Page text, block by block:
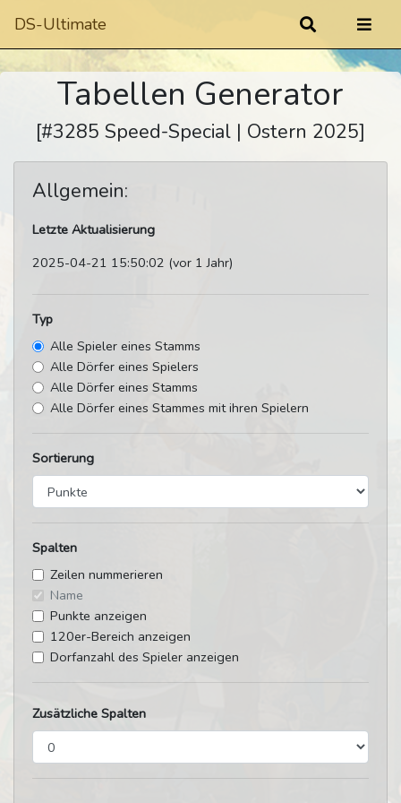
DS-Ultimate
Tabellen Generator
[#3285 Speed-Special | Ostern 2025]
Allgemein:
Letzte Aktualisierung
2025-04-21 15:50:02 (vor 1 Jahr)
Typ
Alle Spieler eines Stamms
Alle Dörfer eines Spielers
Alle Dörfer eines Stamms
Alle Dörfer eines Stammes mit ihren Spielern
Sortierung
Spalten
Zeilen nummerieren
Name
Punkte anzeigen
120er-Bereich anzeigen
Dorfanzahl des Spieler anzeigen
Zusätzliche Spalten